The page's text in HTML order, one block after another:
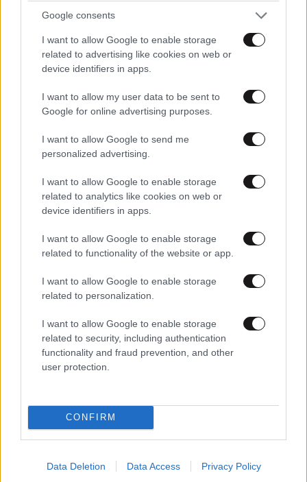
Google consents
I want to allow Google to enable storage
related to advertising like cookies on web or
device identifiers in apps.
I want to allow my user data to be sent to
Google for online advertising purposes.
I want to allow Google to send me
personalized advertising.
I want to allow Google to enable storage
related to analytics like cookies on web or
device identifiers in apps.
I want to allow Google to enable storage
related to functionality of the website or app.
I want to allow Google to enable storage
related to personalization.
I want to allow Google to enable storage
related to security, including authentication
functionality and fraud prevention, and other
user protection.
CONFIRM
Data Deletion Data Access Privacy Policy
ιδανικό πρόγραμμα καθώς μεγαλώνετε
ΚΟΙΝΩΝΙΑ09·08·2026 08:50
Πώς έγινε η τραγωδία στην Πάρο: Η απέλπιδα
παιδί – Τι ερευνούν οι αρχές